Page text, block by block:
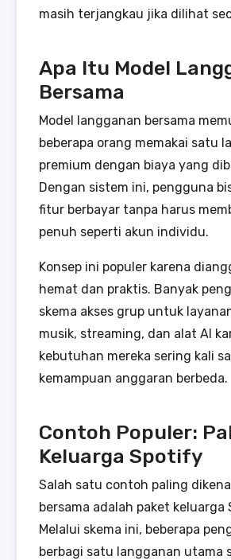
masih terjangkau jika dilihat
Apa Itu Model
Bersama
Model langganan bersama
beberapa orang memakai satu
premium dengan biaya yang
Dengan sistem ini, pengguna
fitur berbayar tanpa harus
penuh seperti akun individu.
Konsep ini populer karena
hemat dan praktis. Banyak
skema akses grup untuk
musik, streaming, dan alat AI
kebutuhan mereka sering kali
kemampuan anggaran berbeda.
Contoh Populer:
Keluarga Spotify
Salah satu contoh paling
bersama adalah paket keluarga
Melalui skema ini, beberapa
berbagi satu langganan utama